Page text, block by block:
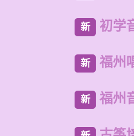
新 初学
新 福州
新 福州